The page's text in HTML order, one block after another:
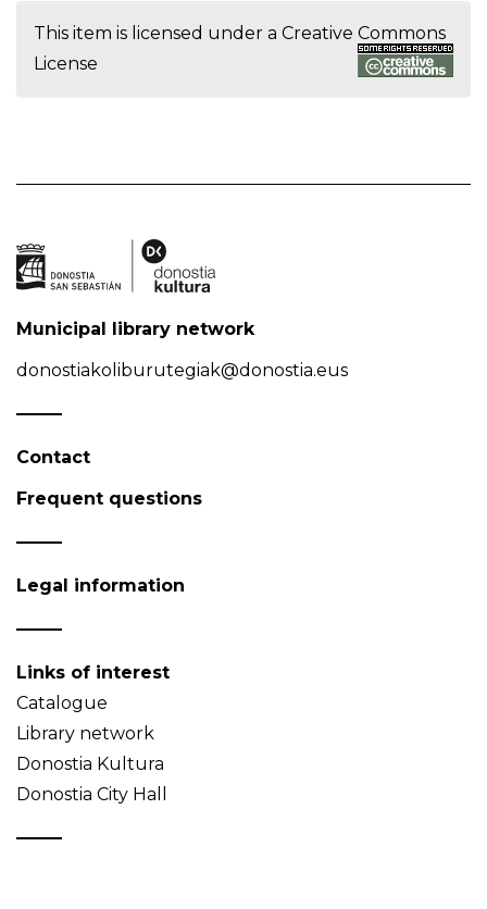
This item is licensed under a Creative Commons
License
Municipal library network
donostiakoliburutegiak@donostia.eus
Contact
Frequent questions
Legal information
Links of interest
Catalogue
Library network
Donostia Kultura
Donostia City Hall